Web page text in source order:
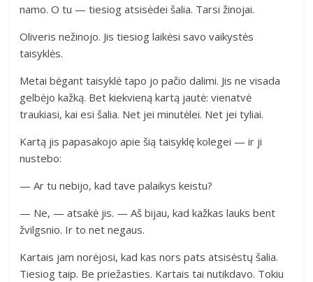
namo. O tu — tiesiog atsisėdei šalia. Tarsi žinojai.
Oliveris nežinojo. Jis tiesiog laikėsi savo vaikystės
taisyklės.
Metai bėgant taisyklė tapo jo pačio dalimi. Jis ne visada
gelbėjo kažką. Bet kiekvieną kartą jautė: vienatvė
traukiasi, kai esi šalia. Net jei minutėlei. Net jei tyliai.
Kartą jis papasakojo apie šią taisyklę kolegei — ir ji
nustebo:
— Ar tu nebijo, kad tave palaikys keistu?
— Ne, — atsakė jis. — Aš bijau, kad kažkas lauks bent
žvilgsnio. Ir to net negaus.
Kartais jam norėjosi, kad kas nors pats atsisėstų šalia.
Tiesiog taip. Be priežasties. Kartais tai nutikdavo. Tokiu